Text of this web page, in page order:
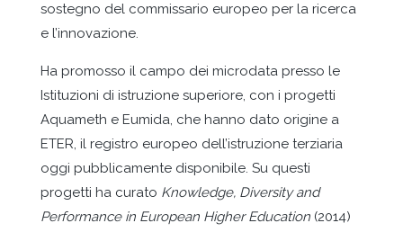
sostegno del commissario europeo per la ricerca
e l’innovazione.
Ha promosso il campo dei microdata presso le
Istituzioni di istruzione superiore, con i progetti
Aquameth e Eumida, che hanno dato origine a
ETER, il registro europeo dell’istruzione terziaria
oggi pubblicamente disponibile. Su questi
progetti ha curato Knowledge, Diversity and
Performance in European Higher Education(2014)